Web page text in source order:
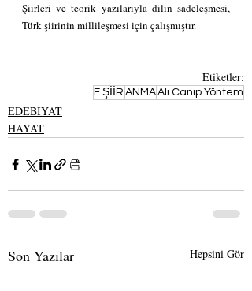
Şiirleri ve teorik yazılarıyla dilin sadeleşmesi,
Türk şiirinin millileşmesi için çalışmıştır.
Etiketler:
E ŞİİR ANMAAli Canip Yöntem
EDEBİYAT
HAYAT
Son Yazılar Hepsini Gör